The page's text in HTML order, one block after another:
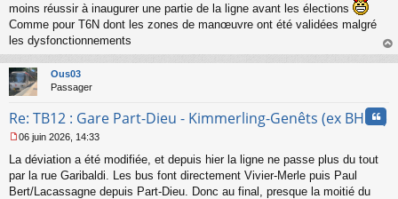
a
g
e
n
o
n
u
moins réussir à inaugurer une partie de la ligne avant les élections
Comme pour T6N dont les zones de manœuvre ont été validées malgré
les dysfonctionnements
au
Ous03
Passager
Re: TB12 : Gare Part-Dieu - Kimmerling-Genêts (ex BHNS)
e
s
s
06 juin 2026, 14:33
La déviation a été modifiée, et depuis hier la ligne ne passe plus du tout
par la rue Garibaldi. Les bus font directement Vivier-Merle puis Paul
Bert/Lacassagne depuis Part-Dieu. Donc au final, presque la moitié du